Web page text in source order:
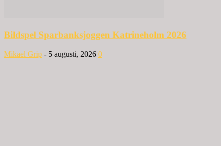
Bildspel Sparbanksjoggen Katrineholm 2026
Mikael Grip - 5 augusti, 2026 0